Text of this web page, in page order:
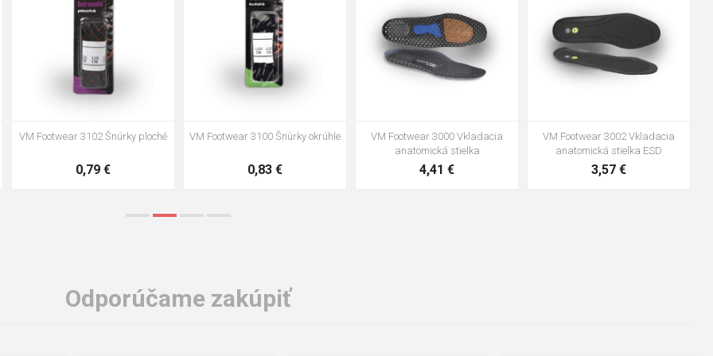
VM Footwear 3002 Vkladacia
3,57 €
VM Footwear 3900 Čistiaca huba
1,64 €
VM Footwear 3600 Impregnace
water stop
10,04 €
Vložka Bennon ABSORBA XTR
ESD
4,16 €
Odporúčame zakúpiť